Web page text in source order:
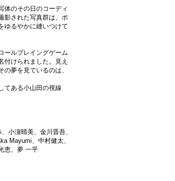
体のその日のコーディ
影された写真群は、ポ
ゆるやかに縫いつけて
ールプレイングゲーム
付けられました。見え
夢を見ているのは、
てある小山田の視線
小濵晴美、金川晋吾、
Mayumi、中村健太、
恵、夢 一平